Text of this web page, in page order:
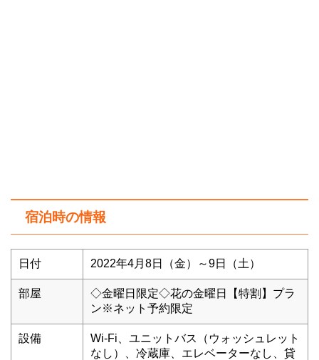
宿泊時の情報
日付 2022年4月8日（金）～9日（土）
部屋
◇金曜日限定◇花の金曜日【特割】プラ
ン※ネット予約限定
設備
Wi-Fi、ユニットバス（ウォッシュレット
なし）、冷蔵庫、エレベーターなし、貸